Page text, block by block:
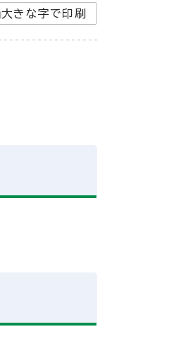
大きな字で印刷